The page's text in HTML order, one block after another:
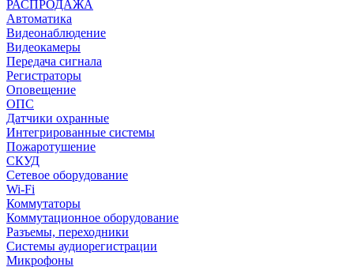
РАСПРОДАЖА
Автоматика
Видеонаблюдение
Видеокамеры
Передача сигнала
Регистраторы
Оповещение
ОПС
Датчики охранные
Интегрированные системы
Пожаротушение
СКУД
Сетевое оборудование
Wi-Fi
Коммутаторы
Коммутационное оборудование
Разъемы, переходники
Системы аудиорегистрации
Микрофоны